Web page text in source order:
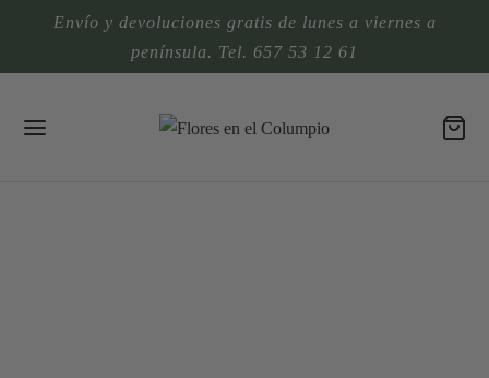
Envío y devoluciones gratis de lunes a viernes a
península. Tel. 657 53 12 61